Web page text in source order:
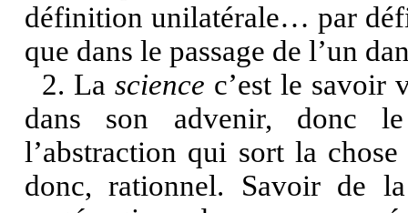
définition unilatérale… par
que dans le passage de l’un
2. Lascience c’est le savoir
dans son advenir, donc
l’abstraction qui sort la
donc, rationnel. Savoir de